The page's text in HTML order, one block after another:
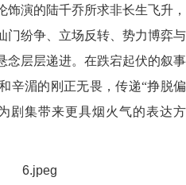
演的陆千乔所求非长生飞升，
门纷争、立场反转、势力博弈与
念层层递进。在跌宕起伏的叙事
辛湄的刚正无畏，传递“挣脱偏
剧集带来更具烟火气的表达方